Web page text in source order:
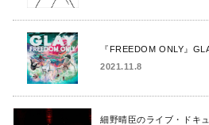
『FREEDOM ONLY』
2021.11.8
細野晴臣のライブ・ドキ